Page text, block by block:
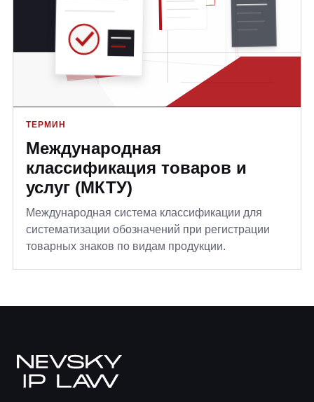
ТЕРМИН
Международная
классификация товаров и
услуг (МКТУ)
Международная система классификации для
систематизации обозначений при регистрации
товарных знаков по видам продукции.